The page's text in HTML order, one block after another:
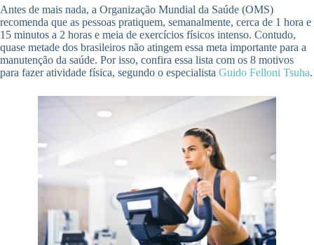
Antes de mais nada, a Organização Mundial da Saúde (OMS)
recomenda que as pessoas pratiquem, semanalmente, cerca de 1 hora e
15 minutos a 2 horas e meia de exercícios físicos intenso. Contudo,
quase metade dos brasileiros não atingem essa meta importante para a
manutenção da saúde. Por isso, confira essa lista com os 8 motivos
para fazer atividade física, segundo o especialista Guido Felloni Tsuha.